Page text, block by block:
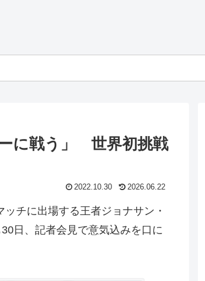
に戦う」 世界初挑戦
2022.10.30 2026.06.22
チに出場する王者ジョナサン・
日、記者会見で意気込みを口に